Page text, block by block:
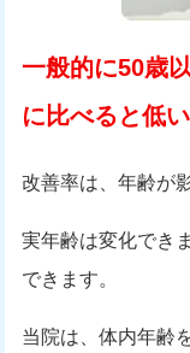
一般的に50歳
に比べると低
改善率は、年齢が
実年齢は変化でき
できます。
当院は、体内年齢